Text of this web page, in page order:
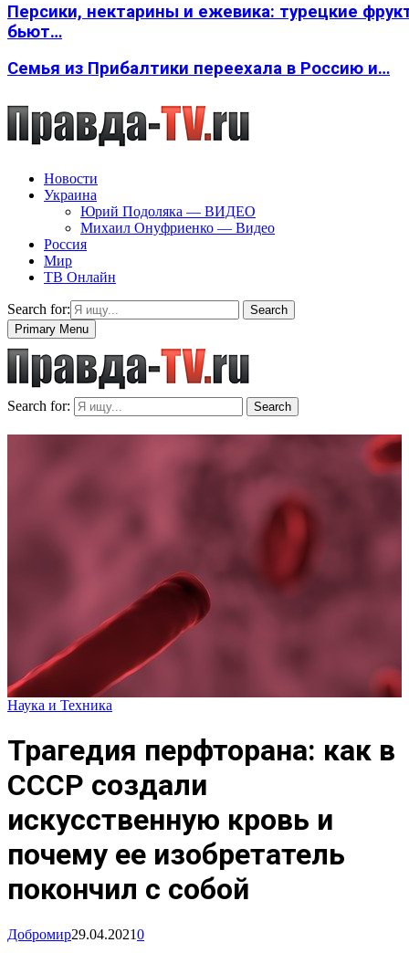
Персики, нектарины и ежевика: турецкие
бьют…
Семья из Прибалтики переехала в Россию и…
Новости
Украина
Юрий Подоляка — ВИДЕО
Михаил Онуфриенко — Видео
Россия
Мир
ТВ Онлайн
Search for:
Search
Primary Menu
Search for: Search
Наука и Техника
Трагедия перфторана: как в
СССР создали
искусственную кровь и
почему ее изобретатель
покончил с собой
Добромир29.04.20210